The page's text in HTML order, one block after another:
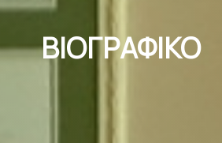
ΒΙΟΓΡΑΦΙΚΟ